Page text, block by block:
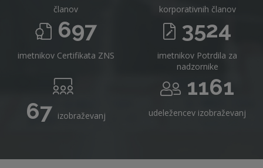
članov korporativnih članov
697
imetnikov Certifikata ZNS
3524
imetnikov Potrdila za
nadzornike
67 izobraževanj
1161
udeležencev izobraževanj